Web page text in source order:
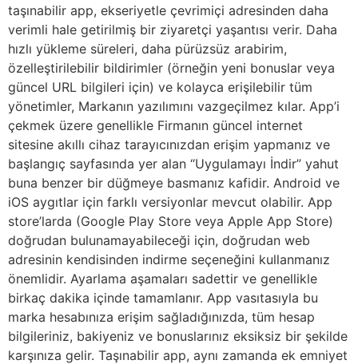
taşınabilir app, ekseriyetle çevrimiçi adresinden daha
verimli hale getirilmiş bir ziyaretçi yaşantısı verir. Daha
hızlı yükleme süreleri, daha pürüzsüz arabirim,
özelleştirilebilir bildirimler (örneğin yeni bonuslar veya
güncel URL bilgileri için) ve kolayca erişilebilir tüm
yönetimler, Markanın yazılımını vazgeçilmez kılar. App’i
çekmek üzere genellikle Firmanın güncel internet
sitesine akıllı cihaz tarayıcınızdan erişim yapmanız ve
başlangıç sayfasında yer alan “Uygulamayı İndir” yahut
buna benzer bir düğmeye basmanız kafidir. Android ve
iOS aygıtlar için farklı versiyonlar mevcut olabilir. App
store’larda (Google Play Store veya Apple App Store)
doğrudan bulunamayabileceği için, doğrudan web
adresinin kendisinden indirme seçeneğini kullanmanız
önemlidir. Ayarlama aşamaları sadettir ve genellikle
birkaç dakika içinde tamamlanır. App vasıtasıyla bu
marka hesabınıza erişim sağladığınızda, tüm hesap
bilgileriniz, bakiyeniz ve bonuslarınız eksiksiz bir şekilde
karşınıza gelir. Taşınabilir app, aynı zamanda ek emniyet